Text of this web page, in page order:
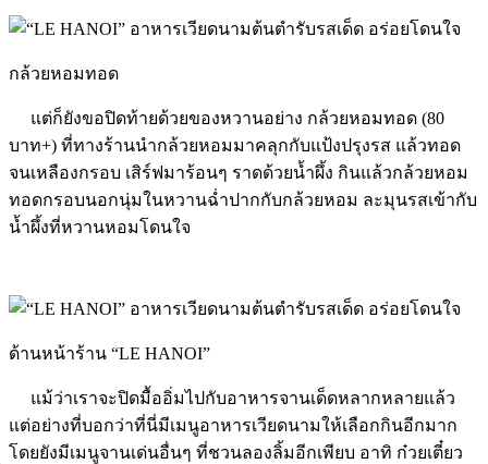
กล้วยหอมทอด
แต่ก็ยังขอปิดท้ายด้วยของหวานอย่าง กล้วยหอมทอด (80
บาท+) ที่ทางร้านนำกล้วยหอมมาคลุกกับแป้งปรุงรส แล้วทอด
จนเหลืองกรอบ เสิร์ฟมาร้อนๆ ราดด้วยน้ำผึ้ง กินแล้วกล้วยหอม
ทอดกรอบนอกนุ่มในหวานฉ่ำปากกับกล้วยหอม ละมุนรสเข้ากับ
น้ำผึ้งที่หวานหอมโดนใจ
ด้านหน้าร้าน “LE HANOI”
แม้ว่าเราจะปิดมื้ออิ่มไปกับอาหารจานเด็ดหลากหลายแล้ว
แต่อย่างที่บอกว่าที่นี่มีเมนูอาหารเวียดนามให้เลือกกินอีกมาก
โดยยังมีเมนูจานเด่นอื่นๆ ที่ชวนลองลิ้มอีกเพียบ อาทิ ก๋วยเตี๋ยว